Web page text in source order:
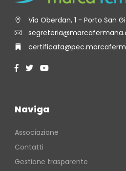
Via Oberdan, 1 - Porto San
Naviga
Associazione
Contatti
Gestione trasparente